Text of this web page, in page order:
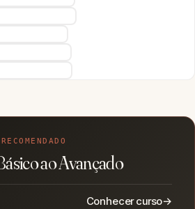
ao Avançado
Conhecer curso→